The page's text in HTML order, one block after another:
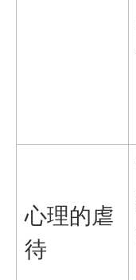
心理的虐
待